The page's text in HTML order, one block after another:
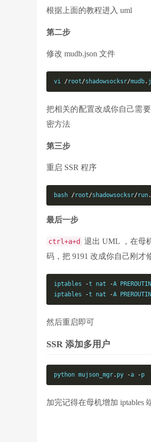
根据上面的教程进入 uml
第二步
修改 mudb.json 文件
vi /root/shadowsocksr/mudb.
把相关的配置改成你自己需
密方法
第三步
重启 SSR 程序
bash /root/shadowsocksr/run.
最后一步
ctrl+a+d
退出 UML ，在母
码，把 9191 改成你自己刚才
iptables -t nat -A
iptables
-t nat -A
然后重启即可
SSR 添加多用户
python mujson_mgr. py -a -p
加完记得在母机增加 iptables